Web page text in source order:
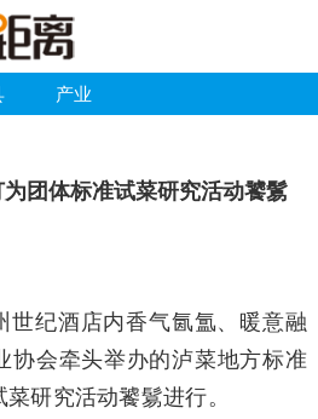
产业
团体标准试菜研究活动饕鬄
世纪酒店内香气氤氲、暖意融
协会牵头举办的泸菜地方标准
研究活动饕鬄进行。